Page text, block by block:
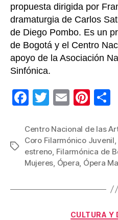
propuesta dirigida por
dramaturgia de Carlos
de Diego Pombo. Es un
de Bogotá y el Centro
apoyo de la Asociación
Sinfónica.
F
c
e
b
o
T
tt
er
E
ail
Pi
er
e
st
Etiquetas
Centro Nacional de las
Coro Filarmónico Juvenil
estreno Filarmónica de
Mujeres Ópera Ópera
CULTURA Y